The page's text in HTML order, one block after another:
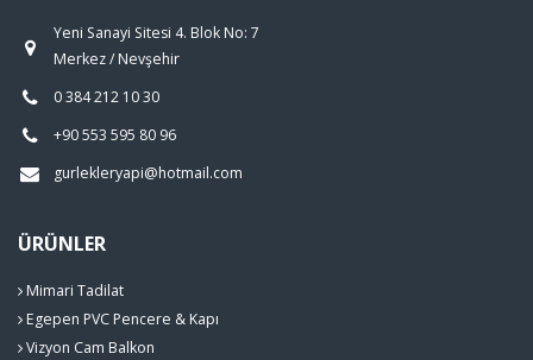
Yeni Sanayi Sitesi 4. Blok No: 7
Merkez / Nevşehir
0 384 212 10 30
+90 553 595 80 96
gurlekleryapi@hotmail.com
ÜRÜNLER
Mimari Tadilat
Egepen PVC Pencere & Kapı
Vizyon Cam Balkon